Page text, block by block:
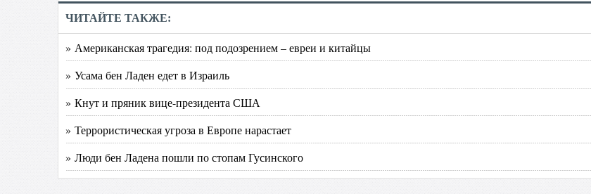
ЧИТАЙТЕ ТАКЖЕ:
» Американская трагедия: под подозрением – евреи и китайцы
» Усама бен Ладен едет в Израиль
» Кнут и пряник вице-президента США
» Террористическая угроза в Европе нарастает
» Люди бен Ладена пошли по стопам Гусинского